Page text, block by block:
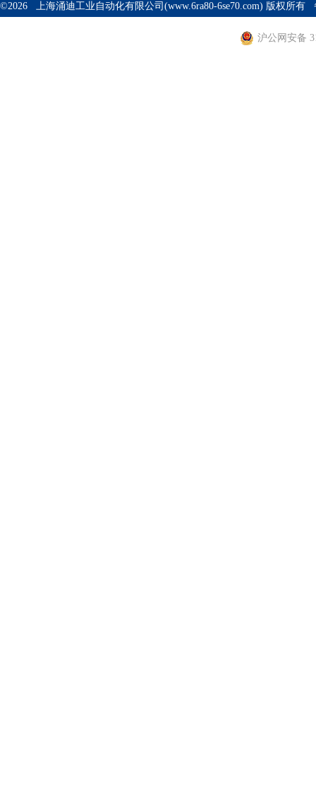
©2026 上海涌迪工业自动化有限公司(www.6ra80-6se70.com) 版权所有
沪公网安备